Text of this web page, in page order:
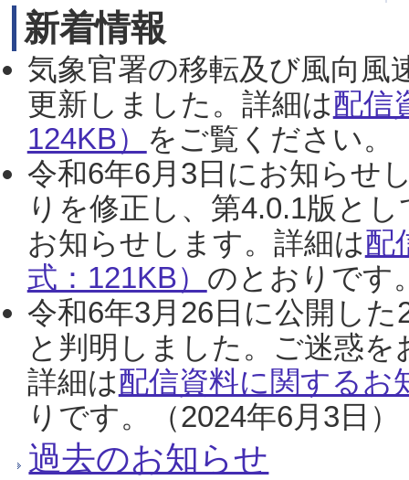
新着情報
気象官署の移転及び風向風
更新しました。詳細は配信
124KB） をご覧ください。
令和6年6月3日にお知らせ
りを修正し、第4.0.1版と
お知らせします。詳細は配
式：121KB） のとおりです
令和6年3月26日に公開し
と判明しました。ご迷惑
詳細は配信資料に関するお
りです。（2024年6月3日）
過去のお知らせ